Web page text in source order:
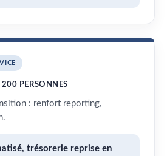
200 PERSONNES
: renfort reporting,
trésorerie reprise en